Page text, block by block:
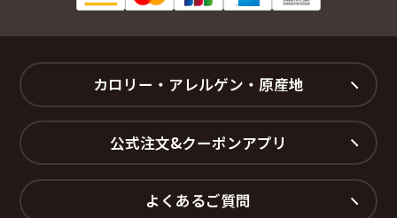
カロリー・アレルゲン・原産地
公式注文&クーポンアプリ
よくあるご質問